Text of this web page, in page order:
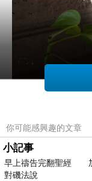
盒裝很精緻
你可能感興趣的文章
小記事
早上禱告完翻聖經
對磯法說